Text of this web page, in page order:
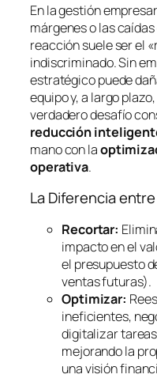
En la gestión
márgenes o las
reacción suele ser el
indiscriminado. Sin
estratégico puede
equipo y, a largo
verdadero desafío
reducción
mano con la
operativa.
La Diferencia
Recortar:
impacto en el
el presupuesto
ventas futuras).
Optimizar:
ineficientes,
digitalizar
mejorando la
una visión